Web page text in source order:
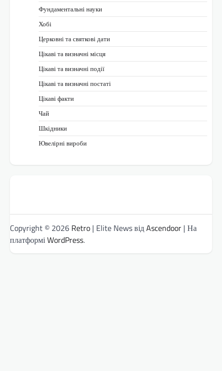
Фундаментальні науки
Хобі
Церковні та святкові дати
Цікаві та визначні місця
Цікаві та визначні події
Цікаві та визначні постаті
Цікаві факти
Чай
Шкідники
Ювелірні вироби
Copyright © 2026 Retro | Elite News відAscendoor | На
платформіWordPress.